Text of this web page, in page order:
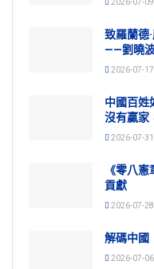
2026-07-09
致羅蘭德
——劉曉
2026-07-17
中國百姓
沒有贏家
2026-07-31
《零八
貢獻
2026-07-28
解碼中國
2026-07-06